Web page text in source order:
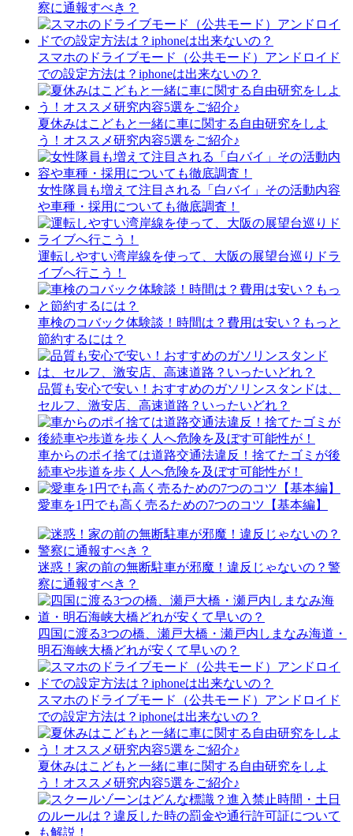
察に通報すべき？
スマホのドライブモード（公共モード）アンドロイド
での設定方法は？iphoneは出来ないの？
夏休みはこどもと一緒に車に関する自由研究をしよ
う！オススメ研究内容5選をご紹介♪
女性隊員も増えて注目される「白バイ」その活動内容
や車種・採用についても徹底調査！
運転しやすい湾岸線を使って、大阪の展望台巡りドラ
イブへ行こう！
車検のコバック体験談！時間は？費用は安い？もっと
節約するには？
品質も安心で安い！おすすめのガソリンスタンドは、
セルフ、激安店、高速道路？いったいどれ？
車からのポイ捨ては道路交通法違反！捨てたゴミが後
続車や歩道を歩く人へ危険を及ぼす可能性が！
愛車を1円でも高く売るための7つのコツ【基本編】
迷惑！家の前の無断駐車が邪魔！違反じゃないの？警
察に通報すべき？
四国に渡る3つの橋、瀬戸大橋・瀬戸内しまなみ海道・
明石海峡大橋どれが安くて早いの？
スマホのドライブモード（公共モード）アンドロイド
での設定方法は？iphoneは出来ないの？
夏休みはこどもと一緒に車に関する自由研究をしよ
う！オススメ研究内容5選をご紹介♪